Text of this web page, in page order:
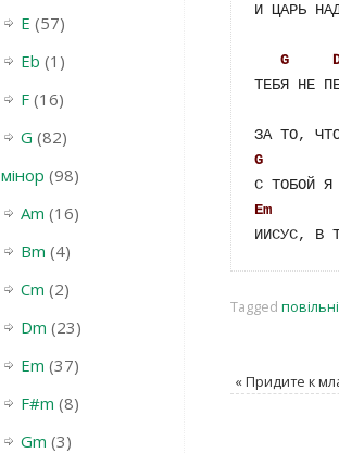
И ЦАРЬ
G
ТЕБЯ НЕ
G
Em
Tagged повільні
« Придите к
E (57)
Eb (1)
F (16)
G (82)
мінор (98)
Am (16)
Bm (4)
Cm (2)
Dm (23)
Em (37)
F#m (8)
Gm (3)